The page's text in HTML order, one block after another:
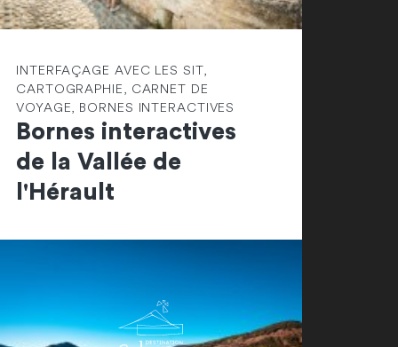
INTERFAÇAGE AVEC LES SIT,
CARTOGRAPHIE, CARNET DE
VOYAGE, BORNES INTERACTIVES
Bornes interactives
de la Vallée de
l'Hérault